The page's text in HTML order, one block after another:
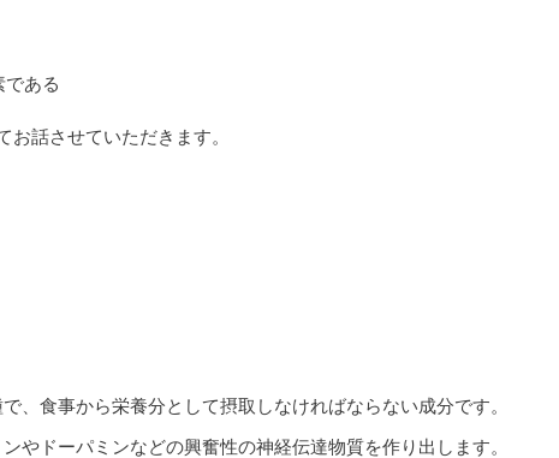
ある
お話させていただきます。
、食事から栄養分として摂取しなければならない成分です。
やドーパミンなどの興奮性の神経伝達物質を作り出します。